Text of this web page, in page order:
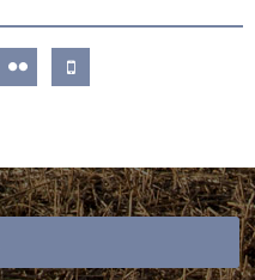
flickr mobile